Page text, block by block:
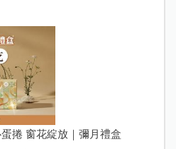
蛋捲 窗花綻放｜彌月禮盒